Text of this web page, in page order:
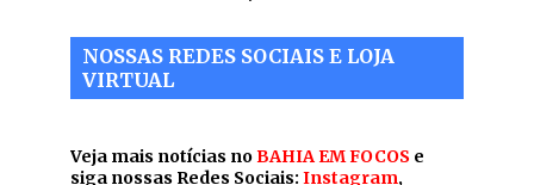
NOSSAS REDES SOCIAIS E LOJA
VIRTUAL
Veja mais notícias noBAHIA EM FOCOS e
siga nossas Redes Sociais: Instagram,